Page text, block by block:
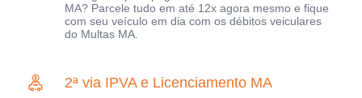
MA? Parcele tudo em até 12x agora mesmo e fique
com seu veículo em dia com os débitos veiculares
do Multas MA.
2ª via IPVA e Licenciamento MA